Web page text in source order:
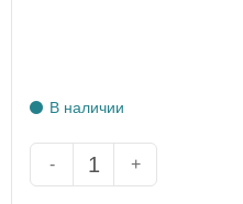
В наличии
- +